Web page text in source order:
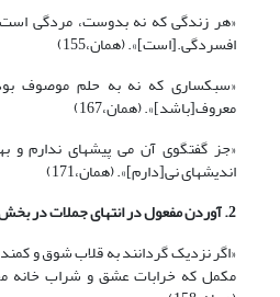
«هر زندگی که نه بدوست، مردگی
افسردگی.[است]». (همان،155)
«سبکساری که نه به حلم موصوف
معروف[باشد]». (همان،167)
«جز گفتگوی آن می پیشه‏ای ندارم
اندیشه‏ای نی[دارم]». (همان،171)
2. آوردن مفعول در انتهای جملات در بخش برگردان فارسی
«اگر نزدیک گردانند به قلاب شوق و
مکمل که خرابات عشق و شراب